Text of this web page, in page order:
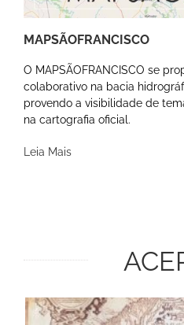
MAPSÃOFRANCISCO
O MAPSÃOFRANCISCO se
colaborativo na bacia
provendo a visibilidade de
na cartografia oficial.
Leia Mais